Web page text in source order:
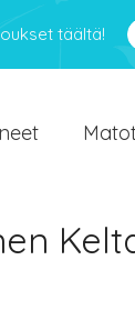
täältä!